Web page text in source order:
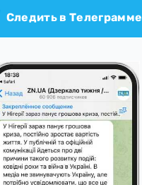
Следить в Телеграмме